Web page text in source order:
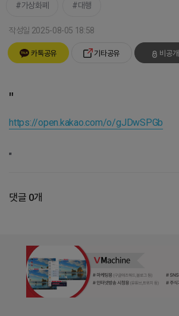
가상화폐 대행
작성일 2025-08-05 18:58
카톡공유 기타공유 비공개
"
https://open.kakao.com/o/gJDwSPGb
"
댓글 0개